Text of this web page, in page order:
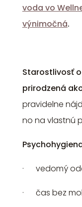
voda vo
výnimočná.
Starostlivosť
prirodzená
pravidelne
no na vlastnú
· vedomý
· čas bez